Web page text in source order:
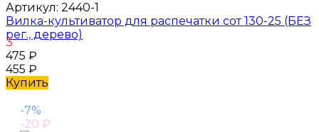
Артикул: 2440-1
Вилка-культиватор для распечатки сот 130-25 (БЕЗ
рег., дерево)
3
475 ₽
455 ₽
Купить
-7%
-20 ₽